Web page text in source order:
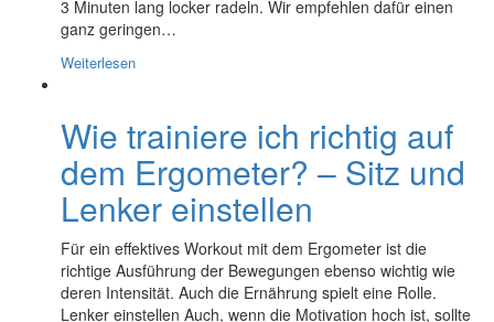
3 Minuten lang locker radeln. Wir empfehlen dafür einen
ganz geringen…
Weiterlesen
Wie trainiere ich richtig auf
dem Ergometer? – Sitz und
Lenker einstellen
Für ein effektives Workout mit dem Ergometer ist die
richtige Ausführung der Bewegungen ebenso wichtig wie
deren Intensität. Auch die Ernährung spielt eine Rolle.
Lenker einstellen Auch, wenn die Motivation hoch ist, sollte